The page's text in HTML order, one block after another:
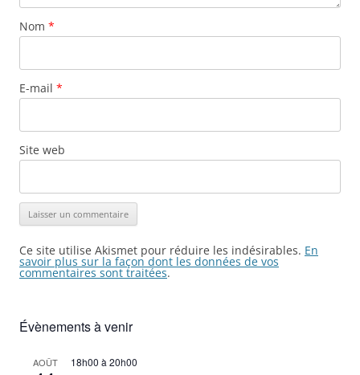
Nom *
E-mail *
Site web
Ce site utilise Akismet pour réduire les indésirables. En
savoir plus sur la façon dont les données de vos
commentaires sont traitées.
Évènements à venir
AOÛT 18h00 à20h00